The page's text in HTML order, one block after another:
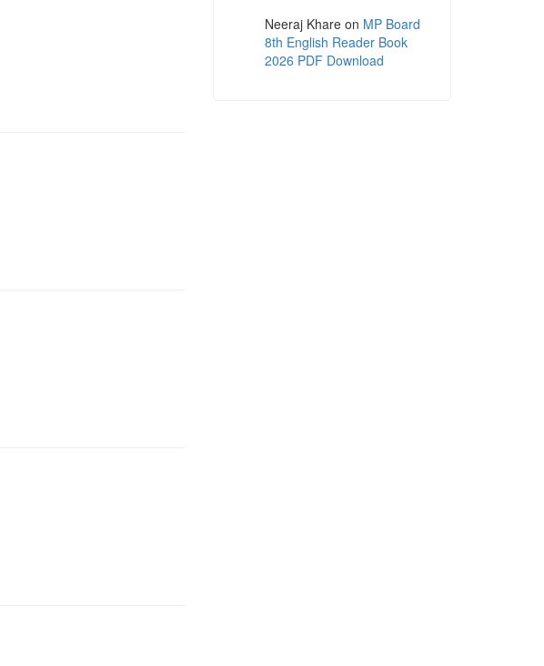
Neeraj Khareon MP Board
8th English Reader Book
2026 PDF Download